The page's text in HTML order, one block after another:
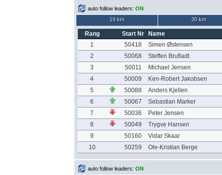
auto follow leaders: ON
19 km
30 km
Rang Start Nr
Name
1
50418
Simen Østensen
2
50068
Steffen Brufladt
3
50011
Michael Jensen
4
50009
Ken-Robert Jakobsen
5
50088
Anders Kjellen
6
50067
Sebastian Marker
7
50036
Peter Jensen
8
50049
Trygve Hansen
9
50160
Vidar Skaar
10
50259 Ole-Kristian Berge
auto follow leaders: ON